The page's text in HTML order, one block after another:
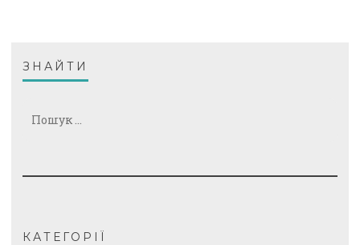
ЗНАЙТИ
КАТЕГОРІЇ